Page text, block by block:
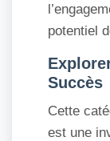
potentiel
Succès
Cette
est une